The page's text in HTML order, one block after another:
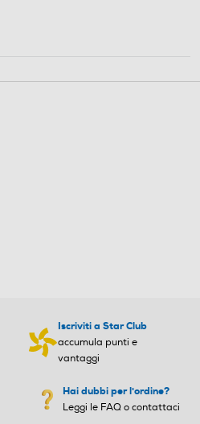
Iscriviti a Star Club
accumula punti e
vantaggi
Hai dubbi per l'ordine?
Leggi le FAQ o contattaci